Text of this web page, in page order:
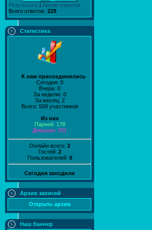
Результаты | Архив опросов
Всего ответов: 229
Статистика
К нам присоединились
Сегодня: 0
Вчера: 0
За неделю: 0
За месяц: 2
Всего: 509 участников
Из них
Парней: 178
Девушек: 331
Онлайн всего: 2
Гостей: 2
Пользователей: 0
Сегодня заходили
Архив записей
Открыть архив
Наш баннер